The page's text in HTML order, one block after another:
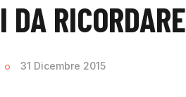
RICORDARE
31 Dicembre 2015